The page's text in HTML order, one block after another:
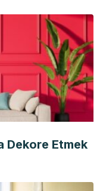
anaemia.”The
Petroli Frutuoso,
em
Revista de
daily iron
aged 4–23 months: a
of randomised
Dekore Etmek